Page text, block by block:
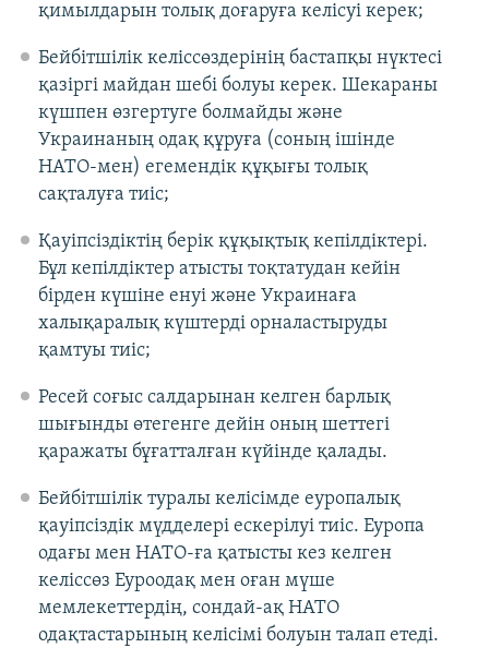
қимылдарын толық доғаруға келісуі керек;
Бейбітшілік келіссөздерінің бастапқы нүктесі
қазіргі майдан шебі болуы керек. Шекараны
күшпен өзгертуге болмайды және
Украинаның одақ құруға (соның ішінде
НАТО-мен) егемендік құқығы толық
сақталуға тиіс;
Қауіпсіздіктің берік құқықтық кепілдіктері.
Бұл кепілдіктер атысты тоқтатудан кейін
бірден күшіне енуі және Украинаға
халықаралық күштерді орналастыруды
қамтуы тиіс;
Ресей соғыс салдарынан келген барлық
шығынды өтегенге дейін оның шеттегі
қаражаты бұғатталған күйінде қалады.
Бейбітшілік туралы келісімде еуропалық
қауіпсіздік мүдделері ескерілуі тиіс. Еуропа
одағы мен НАТО-ға қатысты кез келген
келіссөз Еуроодақ мен оған мүше
мемлекеттердің, сондай-ақ НАТО
одақтастарының келісімі болуын талап етеді.